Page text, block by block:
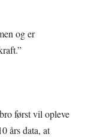
og er
først vil opleve
års data, at